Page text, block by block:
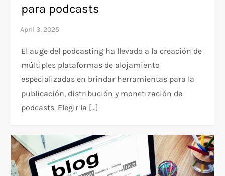
para podcasts
El auge del podcasting ha llevado a la creación de
múltiples plataformas de alojamiento
especializadas en brindar herramientas para la
publicación, distribución y monetización de
podcasts. Elegir la […]